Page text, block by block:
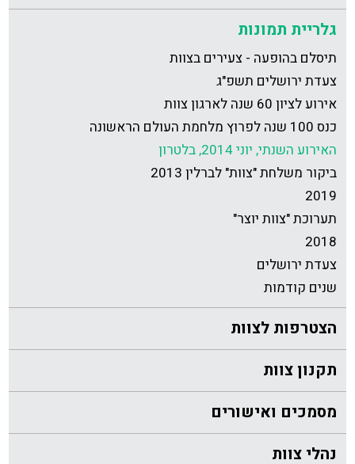
גלריית תמונות
תיסלם בהופעה - צעירים בצוות
צעדת ירושלים תשפ"ג
אירוע לציון 60 שנה לארגון צוות
כנס 100 שנה לפרוץ מלחמת העולם הראשונה
האירוע השנתי, יוני 2014, בלטרון
ביקור משלחת "צוות" לברלין 2013
2019
תערוכת "צוות יוצר"
2018
צעדת ירושלים
שנים קודמות
הצטרפות לצוות
תקנון צוות
מסמכים ואישורים
נהלי צוות